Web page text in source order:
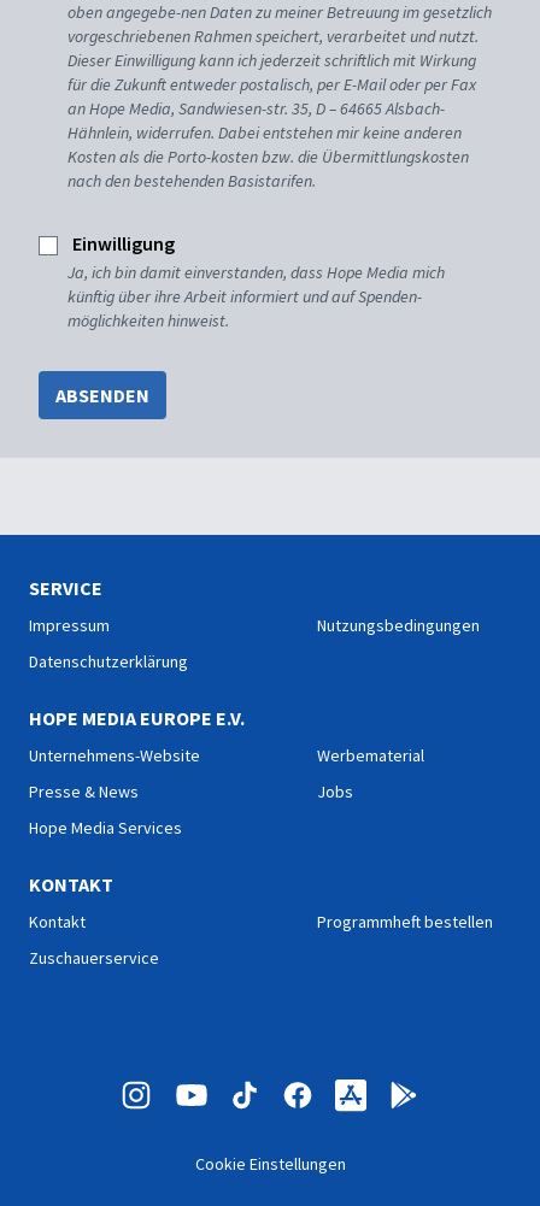
oben angegebe-nen Daten zu meiner Betreuung im gesetzlich
vorgeschriebenen Rahmen speichert, verarbeitet und nutzt.
Dieser Einwilligung kann ich jederzeit schriftlich mit Wirkung
für die Zukunft entweder postalisch, per E-Mail oder per Fax
an Hope Media, Sandwiesen-str. 35, D – 64665 Alsbach-
Hähnlein, widerrufen. Dabei entstehen mir keine anderen
Kosten als die Porto-kosten bzw. die Übermittlungskosten
nach den bestehenden Basistarifen.
Einwilligung
Ja, ich bin damit einverstanden, dass Hope Media mich
künftig über ihre Arbeit informiert und auf Spenden-
möglichkeiten hinweist.
ABSENDEN
SERVICE
Impressum
Datenschutzerklärung
Nutzungsbedingungen
HOPE MEDIA EUROPE E.V.
Unternehmens-Website
Presse & News
Hope Media Services
Werbematerial
Jobs
KONTAKT
Kontakt
Zuschauerservice
Programmheft bestellen
Cookie Einstellungen